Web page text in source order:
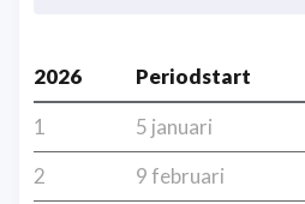
2026 Periodstart
1
5 januari
2
9 februari